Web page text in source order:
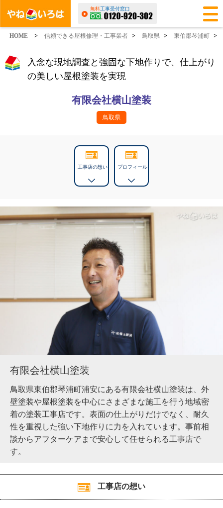
無料工事受付窓口
HOME > 信頼できる屋根修理・工事業者 > 鳥取県 > 東伯郡琴浦町 >
入念な現地調査と強固な下地作りで、仕上がり
の美しい屋根塗装を実現
有限会社横山塗装
鳥取県
工事店の想い プロフィール
有限会社横山塗装
鳥取県東伯郡琴浦町浦安にある有限会社横山塗装は、外
壁塗装や屋根塗装を中心にさまざまな施工を行う地域密
着の塗装工事店です。表面の仕上がりだけでなく、耐久
性を重視した強い下地作りに力を入れています。事前相
談からアフターケアまで安心して任せられる工事店で
す。
工事店の想い